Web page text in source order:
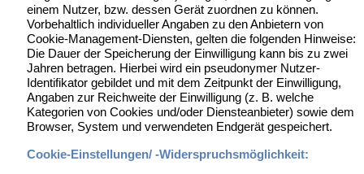
einem Nutzer, bzw. dessen Gerät zuordnen zu können.
Vorbehaltlich individueller Angaben zu den Anbietern von
Cookie-Management-Diensten, gelten die folgenden Hinweise:
Die Dauer der Speicherung der Einwilligung kann bis zu zwei
Jahren betragen. Hierbei wird ein pseudonymer Nutzer-
Identifikator gebildet und mit dem Zeitpunkt der Einwilligung,
Angaben zur Reichweite der Einwilligung (z. B. welche
Kategorien von Cookies und/oder Diensteanbieter) sowie dem
Browser, System und verwendeten Endgerät gespeichert.
Cookie-Einstellungen/ -Widerspruchsmöglichkeit: